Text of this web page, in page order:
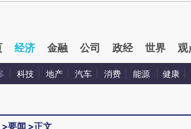
经济 金融 公司 政经 世界 观
科技 地产 汽车 消费 能源 健康
>要闻 >正文